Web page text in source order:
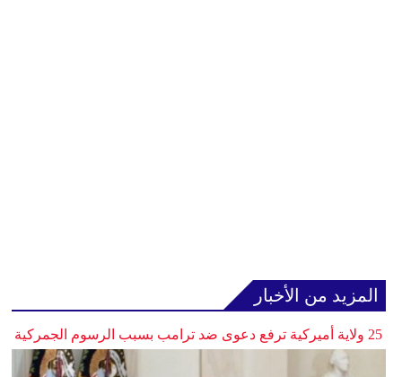
المزيد من الأخبار
25 ولاية أميركية ترفع دعوى ضد ترامب بسبب الرسوم الجمركية